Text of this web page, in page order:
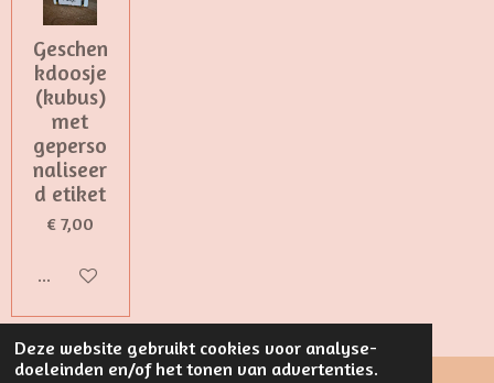
Deze website gebruikt cookies voor analyse-
doeleinden en/of het tonen van advertenties.
Geschen
kdoosje
(kubus)
met
geperso
naliseer
d etiket
€ 7,00
In winkelwagen